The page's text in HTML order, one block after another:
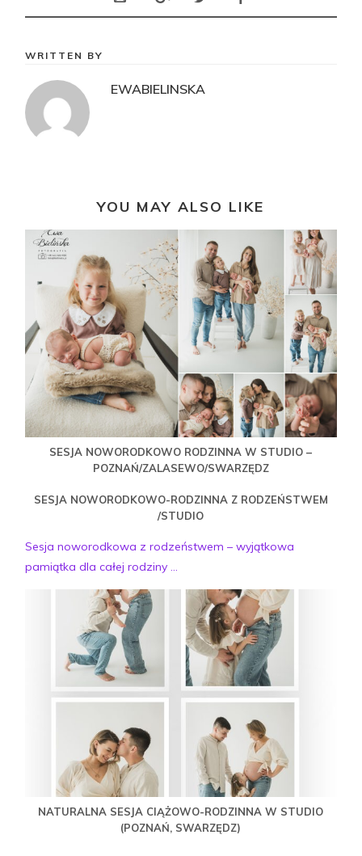
WRITTEN BY
EWABIELINSKA
YOU MAY ALSO LIKE
SESJA NOWORODKOWO RODZINNA W STUDIO –
POZNAŃ/ZALASEWO/SWARZĘDZ
SESJA NOWORODKOWO-RODZINNA Z RODZEŃSTWEM
/STUDIO
Sesja noworodkowa z rodzeństwem – wyjątkowa
pamiątka dla całej rodziny ...
NATURALNA SESJA CIĄŻOWO-RODZINNA W STUDIO
(POZNAŃ, SWARZĘDZ)